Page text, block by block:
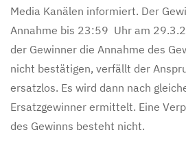
Media Kanälen informiert. Der
Annahme bis 23:59 Uhr am
der Gewinner die Annahme des
nicht bestätigen, verfällt der
ersatzlos. Es wird dann nach
Ersatzgewinner ermittelt. Eine
des Gewinns besteht nicht.